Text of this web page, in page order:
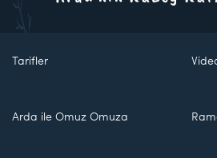
Tarifler
Arda ile Omuz Omuza